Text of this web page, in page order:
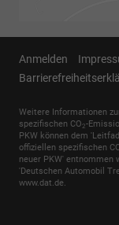
Anmelden
Weitere Informationen
spezifischen CO2-
PKW können dem
offiziellen spezifischen
neuer PKW' entnommen
'Deutschen Automobil
www.dat.de.